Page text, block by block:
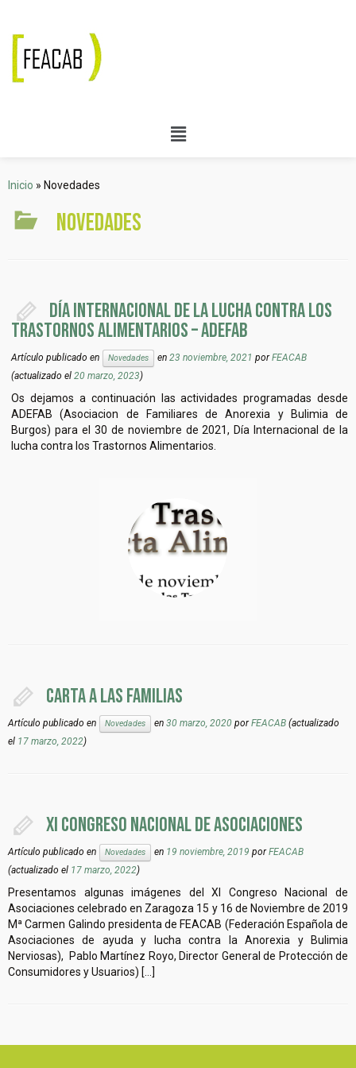
Inicio » Novedades
Novedades
Día internacional de la lucha contra los
Trastornos Alimentarios – ADEFAB
Artículo publicado en Novedades en23 noviembre, 2021 porFEACAB
(actualizado el20 marzo, 2023)
Os dejamos a continuación las actividades programadas desde
ADEFAB (Asociacion de Familiares de Anorexia y Bulimia de
Burgos) para el 30 de noviembre de 2021, Día Internacional de la
lucha contra los Trastornos Alimentarios.
Carta a las familias
Artículo publicado en Novedades en 30 marzo, 2020 porFEACAB (actualizado
el 17 marzo, 2022)
XI CONGRESO NACIONAL DE ASOCIACIONES
Artículo publicado en Novedades en 19 noviembre, 2019 porFEACAB
(actualizado el 17 marzo, 2022)
Presentamos algunas imágenes del XI Congreso Nacional de
Asociaciones celebrado en Zaragoza 15 y 16 de Noviembre de 2019
Mª Carmen Galindo presidenta de FEACAB (Federación Española de
Asociaciones de ayuda y lucha contra la Anorexia y Bulimia
Nerviosas), Pablo Martínez Royo, Director General de Protección de
Consumidores y Usuarios) […]